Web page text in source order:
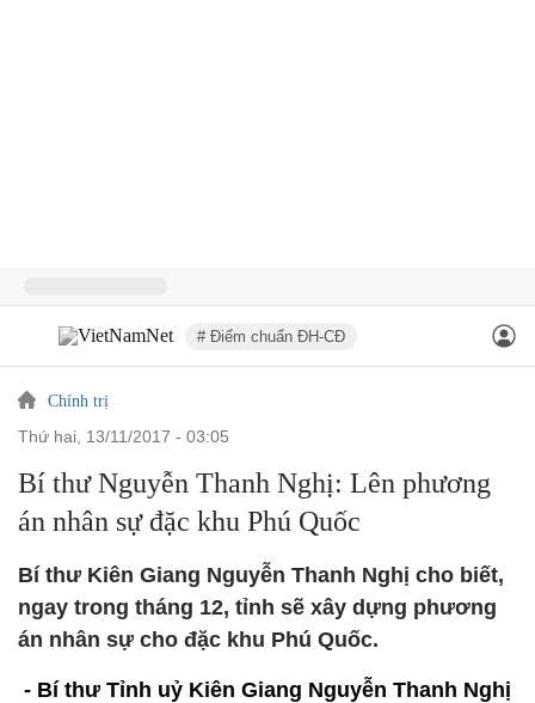
# Điểm chuẩn ĐH-CĐ
Chính trị
thứ hai, 13/11/2017 - 03:05
Bí thư Nguyễn Thanh Nghị: Lên phương
án nhân sự đặc khu Phú Quốc
Bí thư Kiên Giang Nguyễn Thanh Nghị cho biết,
ngay trong tháng 12, tỉnh sẽ xây dựng phương
án nhân sự cho đặc khu Phú Quốc.
- Bí thư Tỉnh uỷ Kiên Giang Nguyễn Thanh Nghị